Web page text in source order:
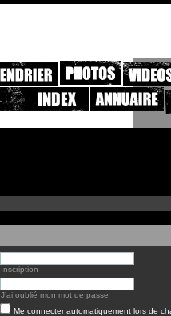
Inscription
J’ai oublié mon mot de passe
Me connecter automatiquement lors de